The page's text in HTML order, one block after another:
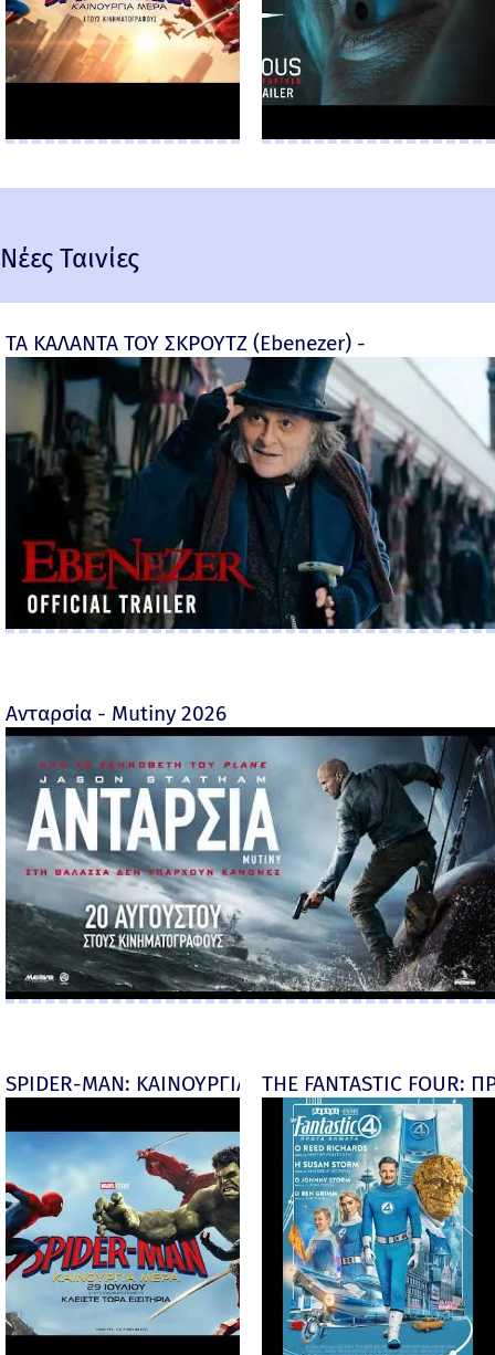
Νέες Ταινίες
ΤΑ ΚΑΛΑΝΤΑ ΤΟΥ ΣΚΡΟΥΤΖ (Ebenezer) -
Ανταρσία - Mutiny 2026
SPIDER-MAN: ΚΑΙΝΟΥΡΓΙΑ ΜΕΡΑ (Spider-Man:
THE FANTASTIC